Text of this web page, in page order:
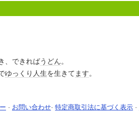
、できればうどん。
ゆっくり 人生を生きてます。
- お問い合わせ- 特定商取引法に基づく表示 -